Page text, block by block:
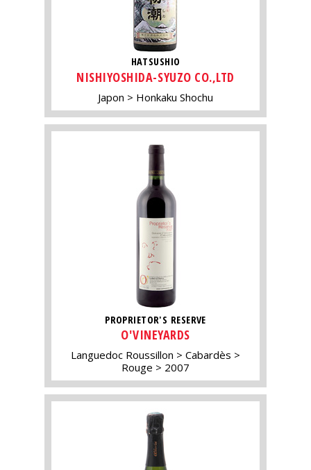
HATSUSHIO
NISHIYOSHIDA-SYUZO CO.,LTD
Japon Honkaku Shochu
PROPRIETOR'S RESERVE
O'VINEYARDS
Languedoc Roussillon
Cabardès
Rouge
2007